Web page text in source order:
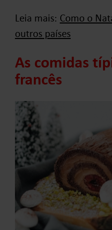
Leia mais: Como o
outros países
As comidas
francês